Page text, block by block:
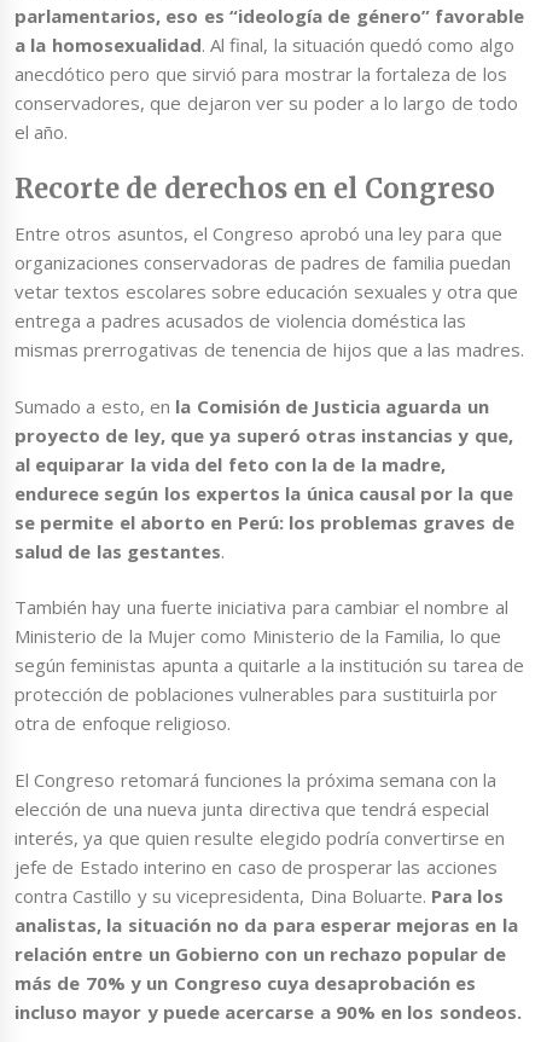
parlamentarios, eso es “ideología de género” favorable
a la homosexualidad. Al final, la situación quedó como algo
anecdótico pero que sirvió para mostrar la fortaleza de los
conservadores, que dejaron ver su poder a lo largo de todo
el año.
Recorte de derechos en el Congreso
Entre otros asuntos, el Congreso aprobó una ley para que
organizaciones conservadoras de padres de familia puedan
vetar textos escolares sobre educación sexuales y otra que
entrega a padres acusados de violencia doméstica las
mismas prerrogativas de tenencia de hijos que a las madres.
Sumado a esto, en la Comisión de Justicia aguarda un
proyecto de ley, que ya superó otras instancias y que,
al equiparar la vida del feto con la de la madre,
endurece según los expertos la única causal por la que
se permite el aborto en Perú: los problemas graves de
salud de las gestantes.
También hay una fuerte iniciativa para cambiar el nombre al
Ministerio de la Mujer como Ministerio de la Familia, lo que
según feministas apunta a quitarle a la institución su tarea de
protección de poblaciones vulnerables para sustituirla por
otra de enfoque religioso.
El Congreso retomará funciones la próxima semana con la
elección de una nueva junta directiva que tendrá especial
interés, ya que quien resulte elegido podría convertirse en
jefe de Estado interino en caso de prosperar las acciones
contra Castillo y su vicepresidenta, Dina Boluarte. Para los
analistas, la situación no da para esperar mejoras en la
relación entre un Gobierno con un rechazo popular de
más de 70% y un Congreso cuya desaprobación es
incluso mayor y puede acercarse a 90% en los sondeos.